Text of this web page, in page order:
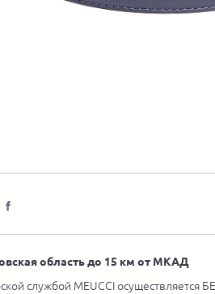
область до 15 км от МКАД
службой MEUCCI осуществляется